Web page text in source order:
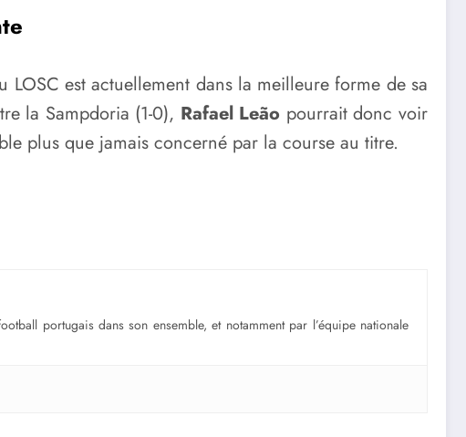
est actuellement dans la meilleure forme de sa
la Sampdoria (1-0), Rafael Leão pourrait donc voir
plus que jamais concerné par la course au titre.
portugais dans son ensemble, et notamment par l’équipe nationale